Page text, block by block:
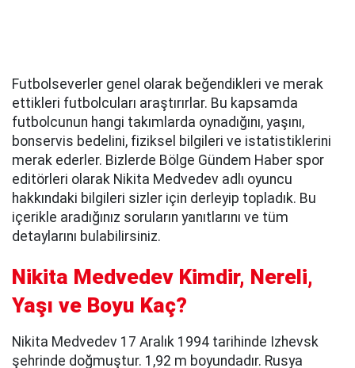
Futbolseverler genel olarak beğendikleri ve merak
ettikleri futbolcuları araştırırlar. Bu kapsamda
futbolcunun hangi takımlarda oynadığını, yaşını,
bonservis bedelini, fiziksel bilgileri ve istatistiklerini
merak ederler. Bizlerde Bölge Gündem Haber spor
editörleri olarak Nikita Medvedev adlı oyuncu
hakkındaki bilgileri sizler için derleyip topladık. Bu
içerikle aradığınız soruların yanıtlarını ve tüm
detaylarını bulabilirsiniz.
Nikita Medvedev Kimdir, Nereli,
Yaşı ve Boyu Kaç?
Nikita Medvedev 17 Aralık 1994 tarihinde Izhevsk
şehrinde doğmuştur. 1,92 m boyundadır. Rusya